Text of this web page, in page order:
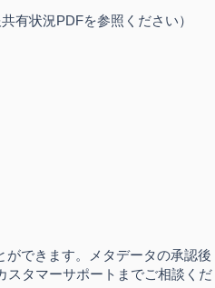
有状況PDFを​参照ください）
ができます。​メタデータの承認後
スタマーサポートまでご相談くだ